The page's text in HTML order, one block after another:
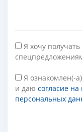
Я хочу
Я ознакомлен(-
и даю согласие
персональных